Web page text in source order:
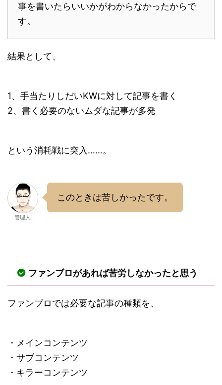
事を書いたらいいかがわからなかったからで
す。
結果として、
1、手当たりしだいKWに対して記事を書く
2、書く必要のないムダな記事が多発
という消耗戦に突入……。
管理人
このときは苦しかったです。
ファンブロがあれば苦労しなかったと思う
ファンブロでは必要な記事の種類を、
・メインコンテンツ
・サブコンテンツ
・キラーコンテンツ